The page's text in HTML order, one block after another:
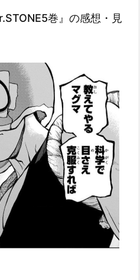
巻』の感想・見